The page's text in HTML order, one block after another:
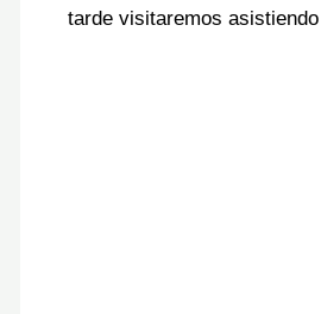
tarde visitaremos